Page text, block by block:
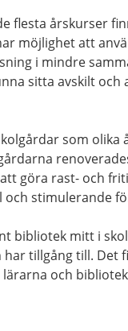
flesta årskurser
möjlighet att
i mindre
sitta avskilt och
som olika
göra rast- och
och stimulerande
bibliotek mitt i
har tillgång till. Det
och